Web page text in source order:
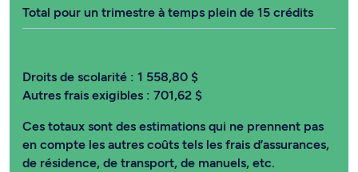
Total pour un trimestre à temps plein de 15 crédits
Droits de scolarité : 1 558,80 $
Autres frais exigibles : 701,62 $
Ces totaux sont des estimations qui ne prennent pas
en compte les autres coûts tels les frais d’assurances,
de résidence, de transport, de manuels, etc.